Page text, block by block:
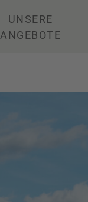
UNSERE
ANGEBOTE